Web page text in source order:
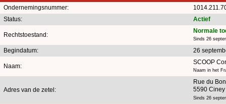
Ondernemingsnummer:
Status:
Actief
Rechtstoestand:
Normale
Sinds 26
Begindatum: 26
Naam:
SCOOP
Naam in het
Adres van de zetel:
Rue du
5590 Ciney
Sinds 26